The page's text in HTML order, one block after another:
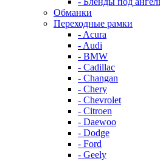
Обманки
Переходные рамки
- Acura
- Audi
- BMW
- Cadillac
- Changan
- Chery
- Chevrolet
- Citroen
- Daewoo
- Dodge
- Ford
- Geely